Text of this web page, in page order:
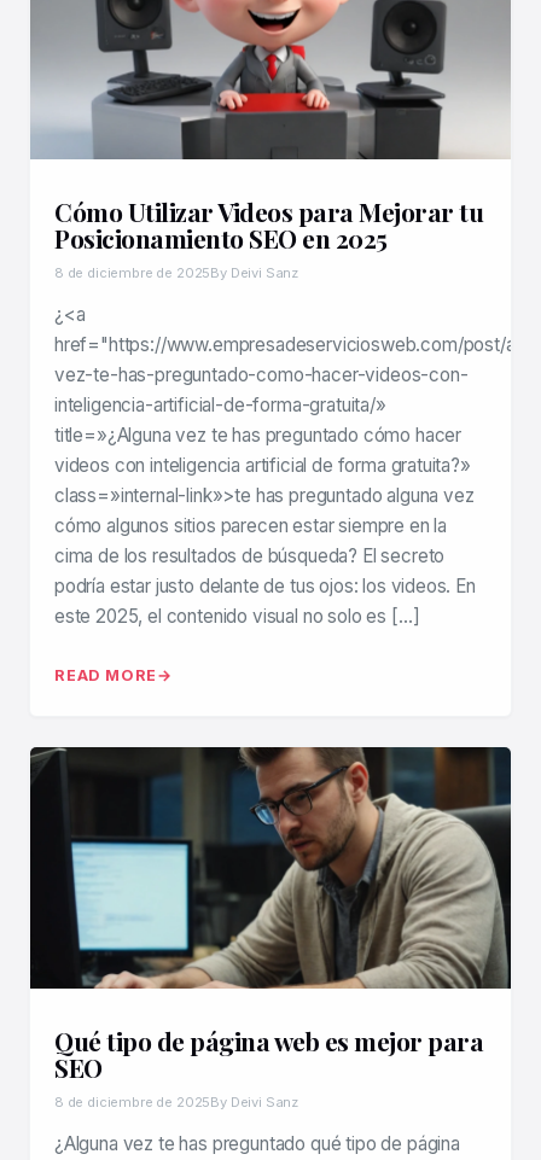
Cómo Utilizar Videos para Mejorar tu
Posicionamiento SEO en 2025
8 de diciembre de 2025By Deivi Sanz
¿<a
href="https://www.empresadeserviciosweb.com/post/
vez-te-has-preguntado-como-hacer-videos-con-
inteligencia-artificial-de-forma-gratuita/»
title=»¿Alguna vez te has preguntado cómo hacer
videos con inteligencia artificial de forma gratuita?»
class=»internal-link»>te has preguntado alguna vez
cómo algunos sitios parecen estar siempre en la
cima de los resultados de búsqueda? El secreto
podría estar justo delante de tus ojos: los videos. En
este 2025, el contenido visual no solo es […]
READ MORE
Qué tipo de página web es mejor para
SEO
8 de diciembre de 2025By Deivi Sanz
¿Alguna vez te has preguntado qué tipo de página